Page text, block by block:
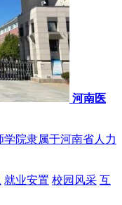
河南医
院隶属于河南省人力
就业安置 校园风采 互